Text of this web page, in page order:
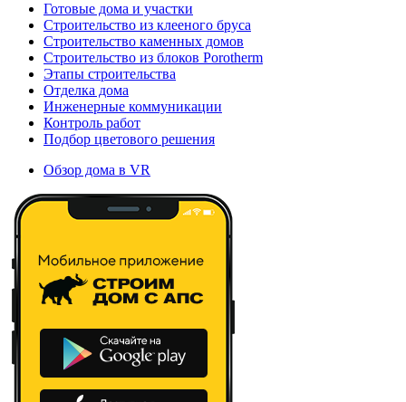
Готовые дома и участки
Строительство из клееного бруса
Строительство каменных домов
Строительство из блоков Porotherm
Этапы строительства
Отделка дома
Инженерные коммуникации
Контроль работ
Подбор цветового решения
Обзор дома в VR